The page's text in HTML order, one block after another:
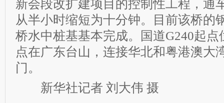
新会段改扩建项目的控制性工程，通
从半小时缩短为十分钟。目前该桥的
桥水中桩基基本完成。国道G240起
点在广东台山，连接华北和粤港澳大
门。
新华社记者 刘大伟 摄